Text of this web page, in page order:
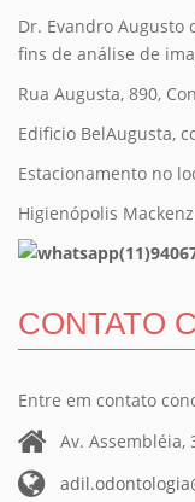
Dr. Evandro
fins de análise de
Rua Augusta, 890,
Edificio BelAugusta,
Estacionamento no
Higienópolis
CONTATO
Entre em contato
Av. Assembléia,